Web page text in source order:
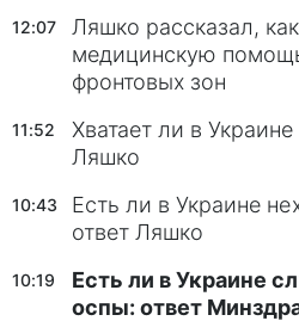
12:07
Ляшко рассказал,
медицинскую
фронтовых зон
11:52
Хватает ли в
Ляшко
10:43
Есть ли в Украине
ответ Ляшко
10:19
Есть ли в Украине
оспы: ответ